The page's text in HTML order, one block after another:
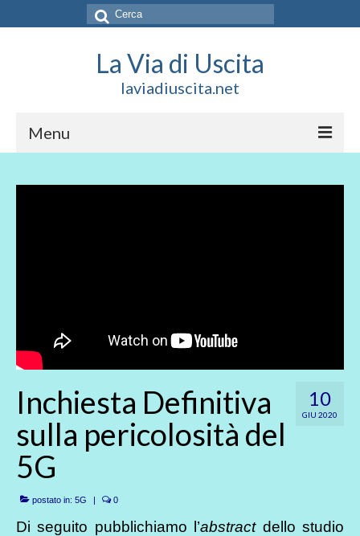
Cerca:
La Via di Uscita
laviadiuscita.net
Menu
10
GIU 2020
Inchiesta Definitiva
sulla pericolosità del
5G
postato in: 5G | 0
Di seguito pubblichiamo l’abstractdello studio